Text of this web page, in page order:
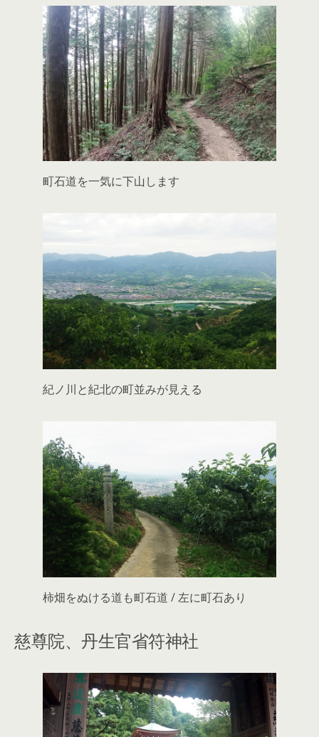
町石道を一気に下山します
紀ノ川と紀北の町並みが見える
柿畑をぬける道も町石道 / 左に町石あり
慈尊院、丹生官省符神社